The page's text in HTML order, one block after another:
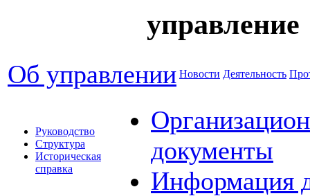
управление
Об управлении Новости Деятельность
Руководство
Структура
Историческая
справка
документы
Информация